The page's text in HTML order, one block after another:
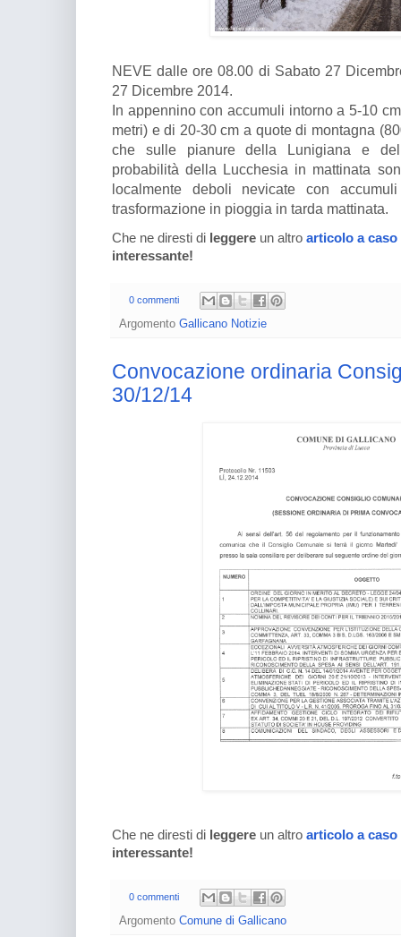
NEVE dalle ore 08.00 di Sabato 27
27 Dicembre 2014.
In appennino con accumuli intorno a 5-10
metri) e di 20-30 cm a quote di montagna
che sulle pianure della Lunigiana e
probabilità della Lucchesia in mattinata
localmente deboli nevicate con
trasformazione in pioggia in tarda mattinata.
Che ne diresti di leggere un altro articolo a caso
interessante!
0 commenti
Argomento Gallicano Notizie
Convocazione ordinaria
30/12/14
Che ne diresti di leggere un altro articolo a caso
interessante!
0 commenti
Argomento Comune di Gallicano